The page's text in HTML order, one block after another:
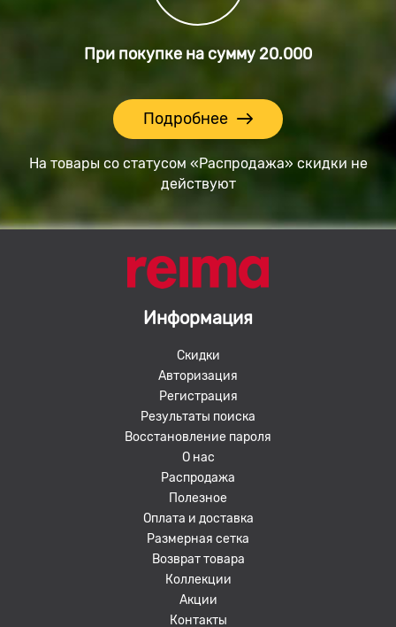
При покупке на сумму 20.000
Подробнее
На товары со статусом «Распродажа» скидки не
действуют
Информация
Скидки
Авторизация
Регистрация
Результаты поиска
Восстановление пароля
О нас
Распродажа
Полезное
Оплата и доставка
Размерная сетка
Возврат товара
Коллекции
Акции
Контакты